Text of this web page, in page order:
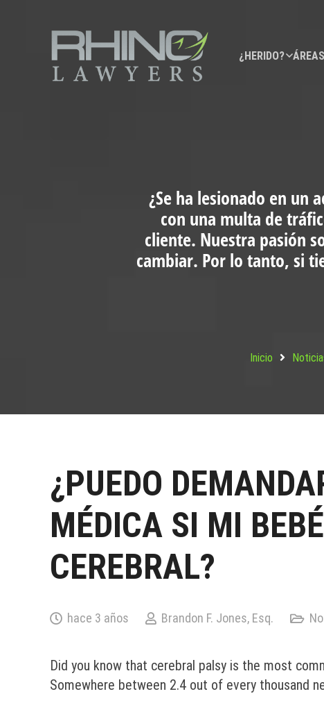
¿HERIDO?
¿Se ha lesionado en un
con una multa de
cliente. Nuestra pasión
cambiar. Por lo tanto, si
Inicio
¿PUEDO
MÉDICA SI MI
CEREBRAL?
hace 3 años Brandon F. Jones, Esq.
Did you know that cerebral palsy is the most
Somewhere between 2.4 out of every thousand